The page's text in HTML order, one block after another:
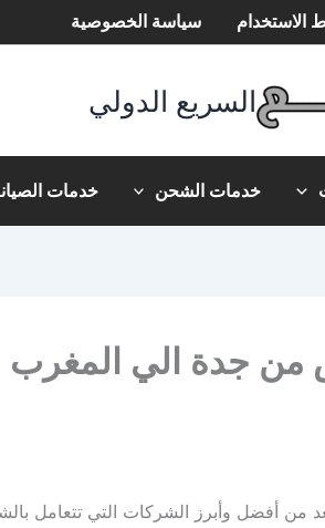
الاستخدام سياسة الخصوصية
السريع الدولي
خدمات الشحن خدمات
جدة الي المغرب
من أفضل وأبرز الشركات التي تتعامل